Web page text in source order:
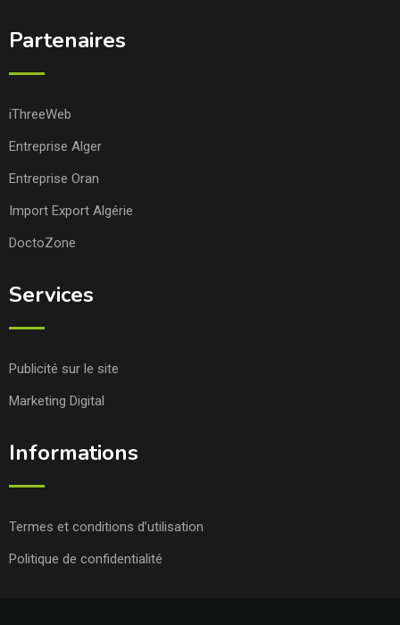
Partenaires
iThreeWeb
Entreprise Alger
Entreprise Oran
Import Export Algérie
DoctoZone
Services
Publicité sur le site
Marketing Digital
Informations
Termes et conditions d’utilisation
Politique de confidentialité